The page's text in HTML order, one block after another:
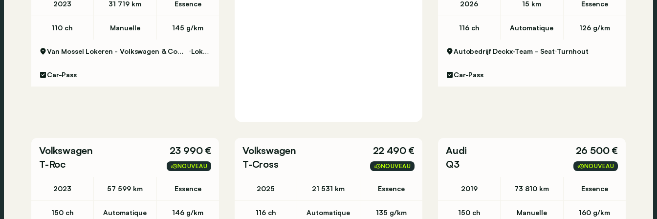
2023 31 719 km Essence
110 ch Manuelle 145 g/km
Van Mossel Lokeren - Volkswagen & Commercial Vehicles Lokeren
Car-Pass
2026 15 km Essence
116 ch Automatique 126 g/km
Autobedrijf Deckx-Team - Seat Turnhout
Car-Pass
Volkswagen
T-Roc
23 990 €
NOUVEAU
2023 57 599 km Essence
150 ch Automatique 146 g/km
Volkswagen
T-Cross
22 490 €
NOUVEAU
2025 21 531 km Essence
116 ch Automatique 135 g/km
Audi
Q3
26 500 €
NOUVEAU
2019 73 810 km Essence
150 ch Manuelle 160 g/km